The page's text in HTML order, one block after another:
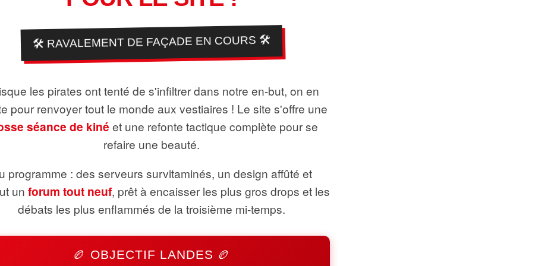
🛠️ RAVALEMENT DE FAÇADE EN COURS 🛠️
les pirates ont tenté de s'infiltrer dans notre en-but, on en
pour renvoyer tout le monde aux vestiaires ! Le site s'offre une
séance de kiné et une refonte tactique complète pour se
refaire une beauté.
programme : des serveurs survitaminés, un design affûté et
un forum tout neuf, prêt à encaisser les plus gros drops et les
débats les plus enflammés de la troisième mi-temps.
🏉 OBJECTIF LANDES 🏉